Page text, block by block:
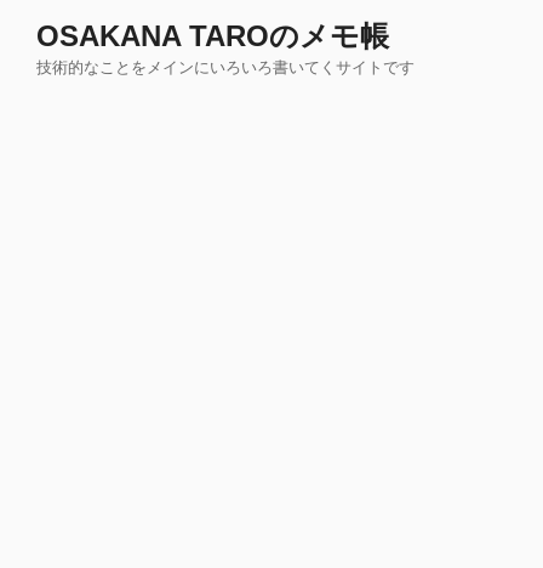
OSAKANA TAROのメモ帳
技術的なことをメインにいろいろ書いてくサイトです